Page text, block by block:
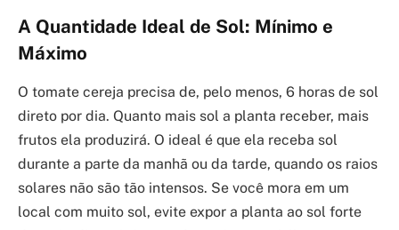
A Quantidade Ideal de Sol: Mínimo e
Máximo
O tomate cereja precisa de, pelo menos, 6 horas de sol
direto por dia. Quanto mais sol a planta receber, mais
frutos ela produzirá. O ideal é que ela receba sol
durante a parte da manhã ou da tarde, quando os raios
solares não são tão intensos. Se você mora em um
local com muito sol, evite expor a planta ao sol forte